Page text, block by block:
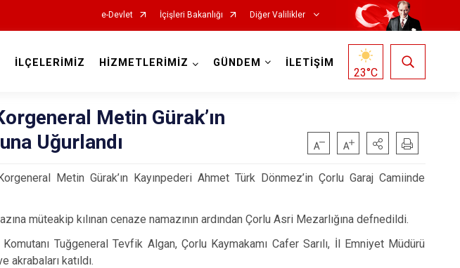
e-Devlet İçişleri Bakanlığı Diğer Valilikler
İLÇELERİMİZ HİZMETLERİMİZ GÜNDEM İLETİŞİM
23°C
Metin Gürak’ın
Uğurlandı
Metin Gürak’ın Kayınpederi Ahmet Türk Dönmez’in Çorlu Garaj Camiinde
müteakip kılınan cenaze namazının ardından Çorlu Asri Mezarlığına defnedildi.
Komutanı Tuğgeneral Tevfik Algan, Çorlu Kaymakamı Cafer Sarılı, İl Emniyet Müdürü
katıldı.